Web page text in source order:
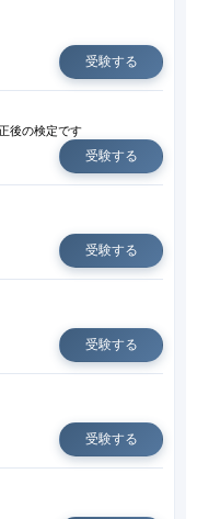
受験する
後の検定です
受験する
受験する
受験する
受験する